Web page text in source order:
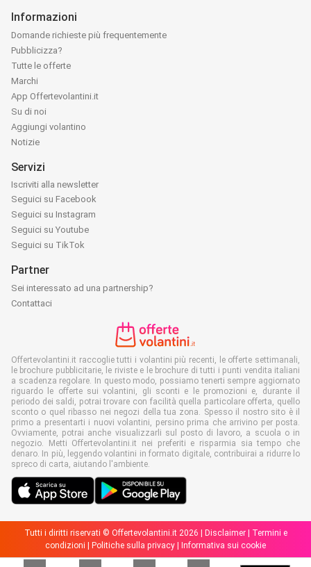
Informazioni
Domande richieste più frequentemente
Pubblicizza?
Tutte le offerte
Marchi
App Offertevolantini.it
Su di noi
Aggiungi volantino
Notizie
Servizi
Iscriviti alla newsletter
Seguici su Facebook
Seguici su Instagram
Seguici su Youtube
Seguici su TikTok
Partner
Sei interessato ad una partnership?
Contattaci
Offertevolantini.it raccoglie tutti i volantini più recenti, le offerte settimanali,
le brochure pubblicitarie, le riviste e le brochure di tutti i punti vendita italiani
a scadenza regolare. In questo modo, possiamo tenerti sempre aggiornato
riguardo le offerte sui volantini, gli sconti e le promozioni e, durante il
periodo dei saldi, potrai trovare con facilità quella particolare offerta, quello
sconto o quel ribasso nei negozi della tua zona. Spesso il nostro sito è il
primo a presentarti i nuovi volantini, persino prima che arrivino per posta.
Ovviamente, potrai anche visualizzarli sul posto di lavoro, a scuola o in
negozio. Metti Offertevolantini.it nei preferiti e risparmia sia tempo che
denaro. In più, leggendo volantini in formato digitale, contribuirai a ridurre lo
spreco di carta, aiutando l'ambiente.
Tutti i diritti riservati © Offertevolantini.it 2026 | Disclaimer|
Termini e
condizioni
Politiche sulla privacy Informativa sui cookie